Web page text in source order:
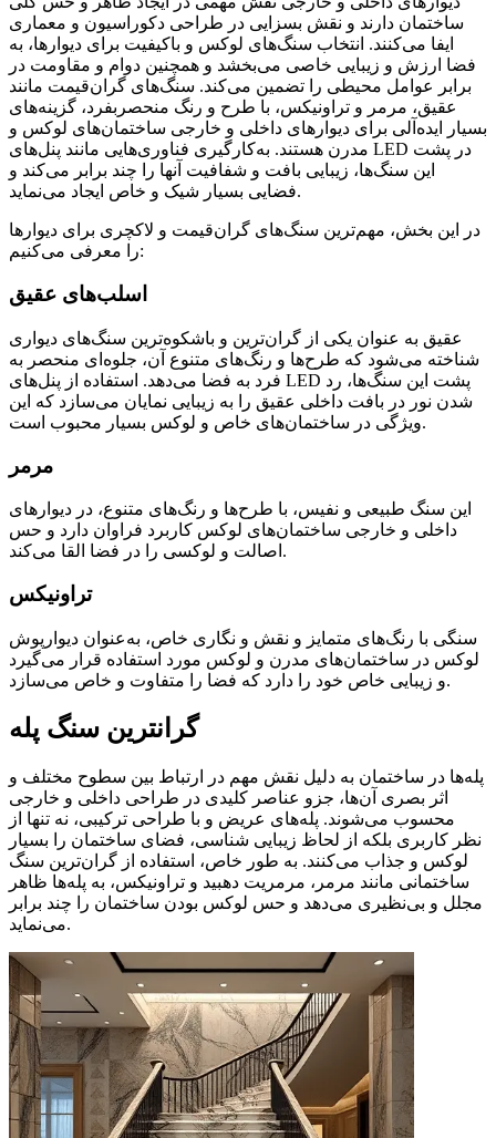
ساختمان دارند و نقش بسزایی در طراحی دکوراسیون و معماری
ایفا می‌کنند. انتخاب سنگ‌های لوکس و باکیفیت برای دیوارها، به
فضا ارزش و زیبایی خاصی می‌بخشد و همچنین دوام و مقاومت در
برابر عوامل محیطی را تضمین می‌کند. سنگ‌های گران‌قیمت مانند
عقیق، مرمر و تراونیکس، با طرح و رنگ منحصربفرد، گزینه‌های
بسیار ایده‌آلی برای دیوارهای داخلی و خارجی ساختمان‌های لوکس و
مدرن هستند. به‌کارگیری فناوری‌هایی مانند پنل‌های LED در پشت
این سنگ‌ها، زیبایی بافت و شفافیت آنها را چند برابر می‌کند و
فضایی بسیار شیک و خاص ایجاد می‌نماید.
در این بخش، مهم‌ترین سنگ‌های گران‌قیمت و لاکچری برای دیوارها
را معرفی می‌کنیم:
اسلب‌های عقیق
عقیق به عنوان یکی از گران‌‌ترین و باشکوه‌ترین سنگ‌های دیواری
شناخته می‌شود که طرح‌ها و رنگ‌های متنوع آن، جلوه‌ای منحصر به
فرد به فضا می‌دهد. استفاده از پنل‌های LED پشت این سنگ‌ها، رد
شدن نور در بافت داخلی عقیق را به زیبایی نمایان می‌سازد که این
ویژگی در ساختمان‌های خاص و لوکس بسیار محبوب است.
مرمر
این سنگ طبیعی و نفیس، با طرح‌ها و رنگ‌های متنوع، در دیوارهای
داخلی و خارجی ساختمان‌های لوکس کاربرد فراوان دارد و حس
اصالت و لوکسی را در فضا القا می‌کند.
تراونیکس
سنگی با رنگ‌های متمایز و نقش و نگاری خاص، به‌عنوان دیوارپوش
لوکس در ساختمان‌های مدرن و لوکس مورد استفاده قرار می‌گیرد
و زیبایی خاص خود را دارد که فضا را متفاوت و خاص می‌سازد.
گرانترین سنگ پله
پله‌ها در ساختمان به دلیل نقش مهم در ارتباط بین سطوح مختلف و
اثر بصری آن‌ها، جزو عناصر کلیدی در طراحی داخلی و خارجی
محسوب می‌شوند. پله‌های عریض و با طراحی ترکیبی، نه تنها از
نظر کاربری بلکه از لحاظ زیبایی شناسی، فضای ساختمان را بسیار
لوکس و جذاب می‌کنند. به طور خاص، استفاده از گران‌ترین سنگ‌
ساختمانی مانند مرمر، مرمریت دهبید و تراونیکس، به پله‌ها ظاهر
مجلل و بی‌نظیری می‌دهد و حس لوکس بودن ساختمان را چند برابر
می‌نماید.